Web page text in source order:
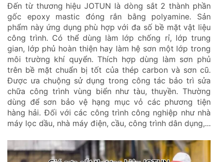
Đến từ thương hiệu JOTUN là dòng sắt 2 thành phần
gốc epoxy mastic đóng rắn bằng polyamine. Sản
phẩm này ứng dụng phù hợp với đa số bề mặt vật liệu
công trình. Có thể dùng làm lớp chống rỉ, lớp trung
gian, lớp phủ hoàn thiện hay làm hệ sơn một lớp trong
môi trường khí quyển. Thích hợp dùng làm sơn phủ
trên bề mặt chuẩn bị tốt của thép carbon và sơn cũ.
Được ưa chuộng sử dụng trong công tác bảo trì sửa
chữa công trình vùng biển như tàu, thuyền. Thường
dùng để sơn bảo vệ hạng mục vỏ các phương tiện
hàng hải. Đối với các công trình công nghiệp như nhà
máy lọc dầu, nhà máy điện, cầu, công trình dân dụng,...